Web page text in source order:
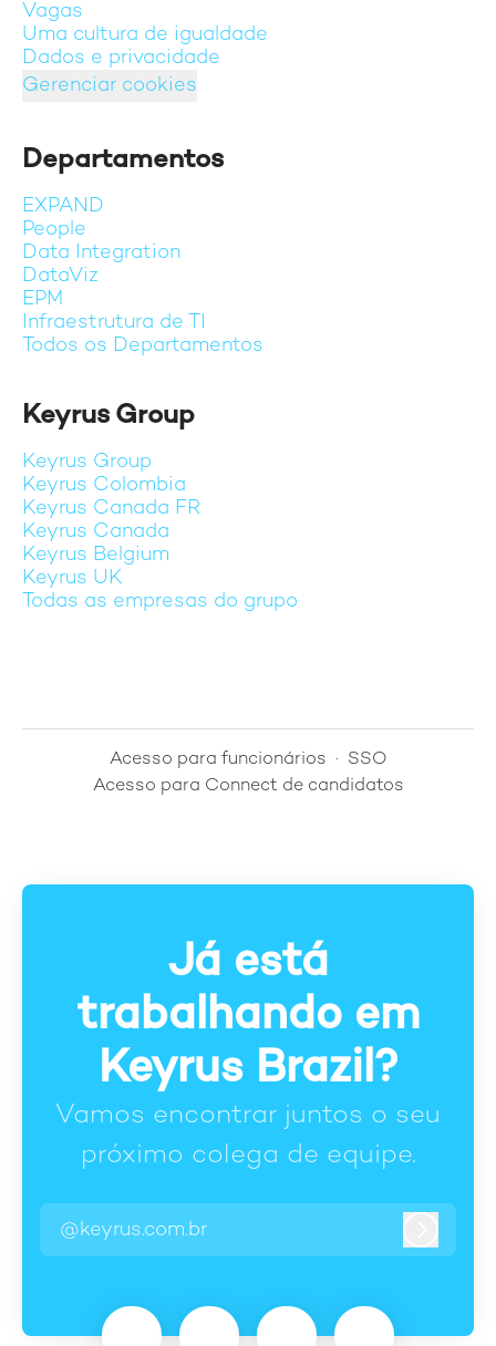
Vagas
Uma cultura de igualdade
Dados e privacidade
Gerenciar cookies
Departamentos
EXPAND
People
Data Integration
DataViz
EPM
Infraestrutura de TI
Todos os Departamentos
Keyrus Group
Keyrus Group
Keyrus Colombia
Keyrus Canada FR
Keyrus Canada
Keyrus Belgium
Keyrus UK
Todas as empresas do grupo
Acesso para funcionários · SSO
Acesso para Connect de candidatos
Já está
trabalhando em
Keyrus Brazil?
Vamos encontrar juntos o seu
próximo colega de equipe.
@keyrus.com.br